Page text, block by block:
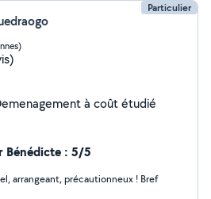
Particulier
à coût étudié
Bénédicte : 5/5
arrangeant, précautionneux ! Bref